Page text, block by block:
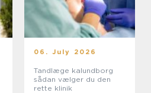
06. July 2026
Tandlæge kalundborg
sådan vælger du den
rette klinik